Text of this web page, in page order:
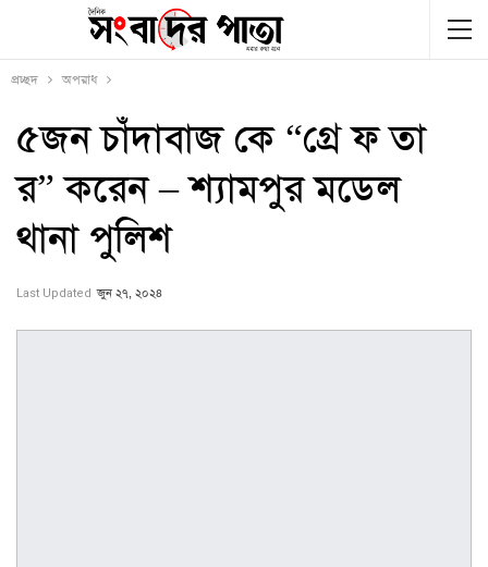
প্রচ্ছদ অপরাধ
৫জন চাঁদাবাজ কে “গ্রে ফ তা
র” করেন – শ্যামপুর মডেল
থানা পুলিশ
Last Updated জুন ২৭, ২০২৪